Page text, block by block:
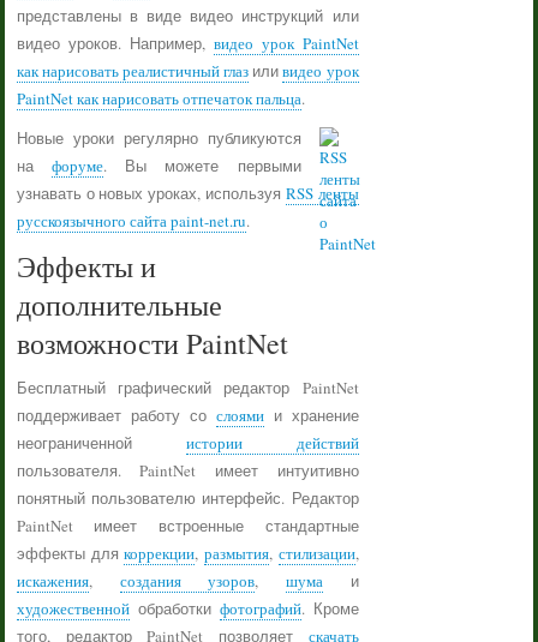
представлены в виде видео инструкций или
видео уроков. Например, видео урок PaintNet
как нарисовать реалистичный глаз иливидео урок
PaintNet как нарисовать отпечаток пальца.
Новые уроки регулярно публикуются
нафоруме. Вы можете первыми
узнавать о новых уроках, используя RSS ленты
русскоязычного сайта paint-net.ru.
Эффекты и
дополнительные
возможности PaintNet
Бесплатный графический редактор PaintNet
поддерживает работу со слоямии хранение
неограниченной истории действий
пользователя. PaintNet имеет интуитивно
понятный пользователю интерфейс. Редактор
PaintNet имеет встроенные стандартные
эффекты длякоррекции, размытия, стилизации,
искажения, создания узоров, шумаи
художественнойобработки фотографий. Кроме
того, редактор PaintNet позволяет скачать